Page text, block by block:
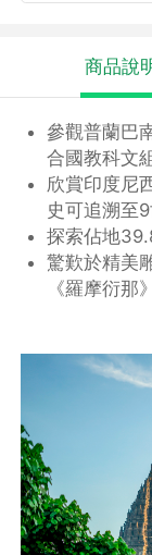
商品說
參觀普蘭巴
合國教科文
欣賞印度尼
史可追溯至
探索佔地
驚歎於精美
《羅摩衍那